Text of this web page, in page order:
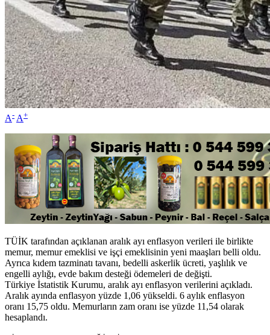
A- A+
TÜİK tarafından açıklanan aralık ayı enflasyon verileri ile birlikte
memur, memur emeklisi ve işçi emeklisinin yeni maaşları belli oldu.
Ayrıca kıdem tazminatı tavanı, bedelli askerlik ücreti, yaşlılık ve
engelli aylığı, evde bakım desteği ödemeleri de değişti.
Türkiye İstatistik Kurumu, aralık ayı enflasyon verilerini açıkladı.
Aralık ayında enflasyon yüzde 1,06 yükseldi. 6 aylık enflasyon
oranı 15,75 oldu. Memurların zam oranı ise yüzde 11,54 olarak
hesaplandı.